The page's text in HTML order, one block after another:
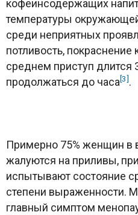
кофеинсодержащих
температуры
среди неприятных
потливость, покраснение
среднем приступ
продолжаться до часа[3].
Примерно 75% женщин в
жалуются на приливы,
испытывают состояние
степени выраженности.
главный симптом